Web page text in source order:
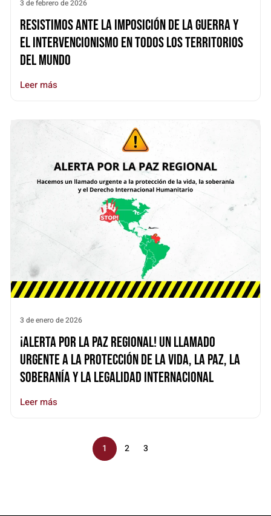
3 de febrero de 2026
Resistimos ante la imposición de la guerra y
el intervencionismo en todos los territorios
del mundo
Leer más
3 de enero de 2026
¡Alerta por la paz regional! Un llamado
urgente a la protección de la vida, la paz, la
soberanía y la legalidad internacional
Leer más
1 2 3